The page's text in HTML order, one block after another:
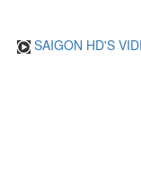
SAIGON HD'S